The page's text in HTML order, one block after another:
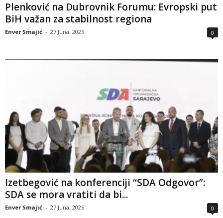
Plenković na Dubrovnik Forumu: Evropski put
BiH važan za stabilnost regiona
Enver Smajić - 27 Juna, 2026 0
Izetbegović na konferenciji “SDA Odgovor”:
SDA se mora vratiti da bi...
Enver Smajić - 27 Juna, 2026 0